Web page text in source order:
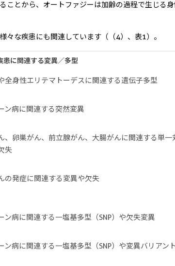
ことから、オートファジーは加齢の過程で生じる
々な疾患にも関連しています（（4）、表1）。
患に関連する変異／多型
全身性エリテマトーデスに関連する遺伝子多型
ン病に関連する突然変異
、卵巣がん、前立腺がん、大腸がんに関連する単一
失
の発症に関連する変異や欠失
ン病に関連する一塩基多型（SNP）や欠失変異
ン病に関連する一塩基多型（SNP）や変異バリアント